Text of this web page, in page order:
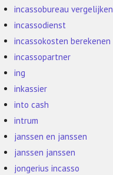
incassobureau vergelijken
incassodienst
incassokosten berekenen
incassopartner
ing
inkassier
into cash
intrum
janssen en janssen
janssen janssen
jongerius incasso